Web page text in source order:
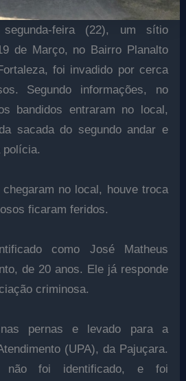
feira (22), um sítio
de Março, no Bairro Planalto
foi invadido por cerca
Segundo informações, no
bandidos entraram no local,
sacada do segundo andar e
polícia.
no local, houve troca
ficaram feridos.
como José Matheus
de 20 anos. Ele já responde
criminosa.
pernas e levado para a
(UPA), da Pajuçara.
não foi identificado, e foi